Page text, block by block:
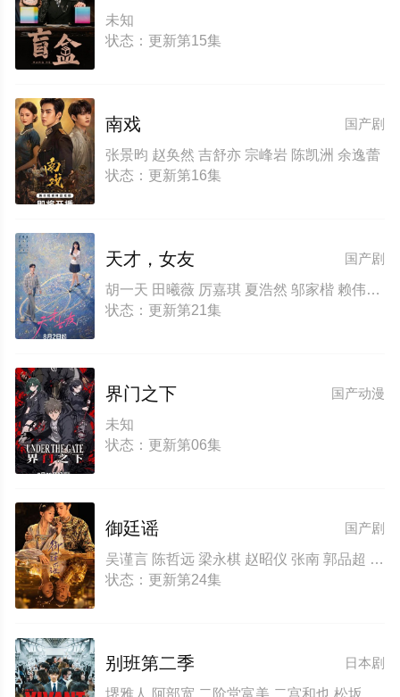
未知
状态：更新第15集
国产剧
南戏
张景昀 赵奂然 吉舒亦 宗峰岩 陈凯洲 余逸蕾
状态：更新第16集
国产剧
天才，女友
胡一天 田曦薇 厉嘉琪 夏浩然 邬家楷 赖伟明 李佑川 安沺 孙梦秋
状态：更新第21集
国产动漫
界门之下
未知
状态：更新第06集
国产剧
御廷谣
吴谨言 陈哲远 梁永棋 赵昭仪 张南 郭品超 盛一伦 吴岱融 黄祖鑫 宋麒
状态：更新第24集
日本剧
别班第二季